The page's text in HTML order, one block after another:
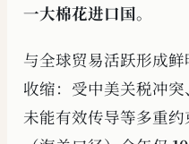
一大棉花进口国。
与全球贸易活跃形成
收缩：受中美关税冲
未能有效传导等多重